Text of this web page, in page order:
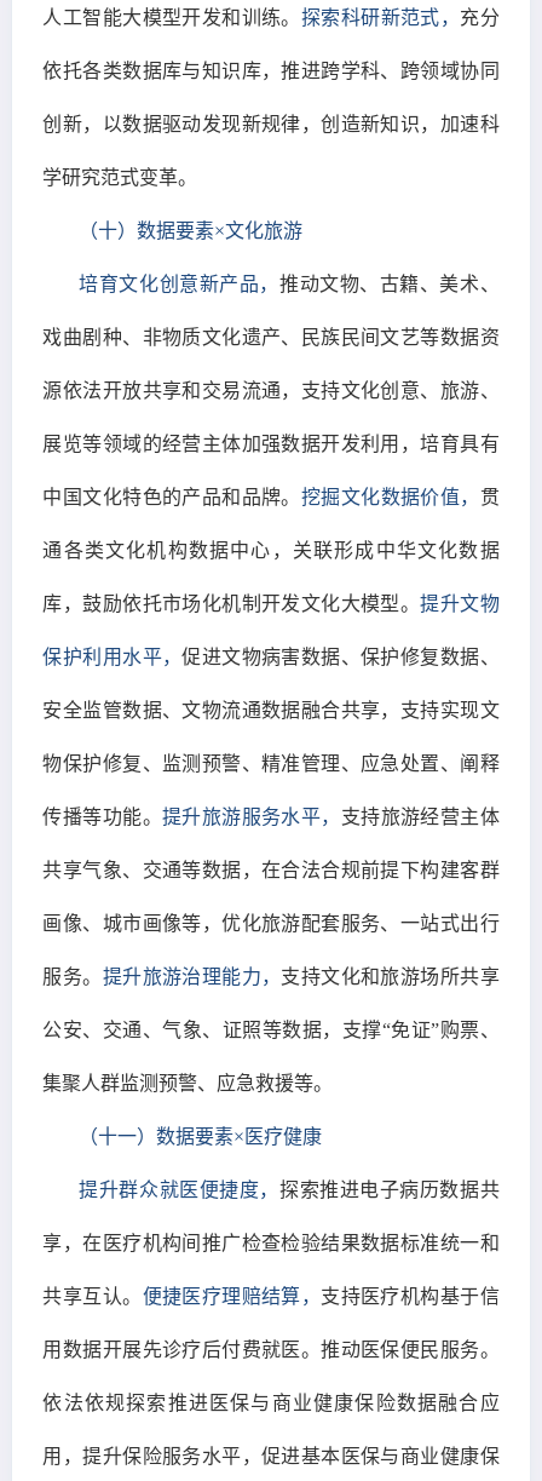
人工智能大模型开发和训练。 探索科研新范式， 充分
依托各类数据库与知识库，推进跨学科、跨领域协同
创新，以数据驱动发现新规律，创造新知识，加速科
学研究范式变革。
（十）数据要素×文化旅游
培育文化创意新产品， 推动文物、古籍、美术、
戏曲剧种、非物质文化遗产、民族民间文艺等数据资
源依法开放共享和交易流通，支持文化创意、旅游、
展览等领域的经营主体加强数据开发利用，培育具有
中国文化特色的产品和品牌。 挖掘文化数据价值， 贯
通各类文化机构数据中心，关联形成中华文化数据
库，鼓励依托市场化机制开发文化大模型。提升文物
保护利用水平，促进文物病害数据、保护修复数据、
安全监管数据、文物流通数据融合共享，支持实现文
物保护修复、监测预警、精准管理、应急处置、阐释
传播等功能。 提升旅游服务水平， 支持旅游经营主体
共享气象、交通等数据，在合法合规前提下构建客群
画像、城市画像等，优化旅游配套服务、一站式出行
服务。 提升旅游治理能力， 支持文化和旅游场所共享
公安、交通、气象、证照等数据，支撑“免证”购票、
集聚人群监测预警、应急救援等。
（十一）数据要素×医疗健康
提升群众就医便捷度， 探索推进电子病历数据共
享，在医疗机构间推广检查检验结果数据标准统一和
共享互认。 便捷医疗理赔结算， 支持医疗机构基于信
用数据开展先诊疗后付费就医。推动医保便民服务。
依法依规探索推进医保与商业健康保险数据融合应
用，提升保险服务水平，促进基本医保与商业健康保